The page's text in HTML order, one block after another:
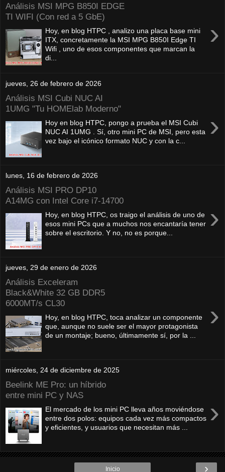
Análisis MSI MPG B850I EDGE
TI WIFI (Con red a 5 GbE)
›
Hoy, en blog HTPC , analizo una placa base mini
ITX, concretamente la MSI MPG B850I Edge TI
Wifi , uno de esos componentes que marcan la
di...
jueves, 26 de febrero de 2026
Análisis MSI Cubi NUC AI
1UMG "Tu HOMElab Moderno"
›
Hoy en blog HTPC, pongo a prueba el MSI Cubi
NUC AI 1UMG . Sí, otro mini PC de MSI, pero esta
vez bajo el icónico formato NUC y con la c...
lunes, 16 de febrero de 2026
Análisis MSI PRO DP10
A14MG con Intel Core i7-14700
›
Hoy, en blog HTPC, os traigo el análisis de uno de
esos mini PCs que a muchos nos encantaría tener
sobre el escritorio. Y no, no es porque...
jueves, 29 de enero de 2026
Análisis Exceleram
Black&White 32 GB DDR5
6000MT/s CL30
›
Hoy, en blog HTPC, toca analizar un componente
que, aunque no suele ser el mayor protagonista
de un montaje; bueno, últimamente sí, por la ...
miércoles, 24 de diciembre de 2025
Beelink ME Pro: un híbrido
entre mini PC y NAS
›
El mercado de los mini PC lleva años moviéndose
entre dos polos: equipos cada vez más compactos
y eficientes, y usuarios que necesitan más ...
›
Inicio